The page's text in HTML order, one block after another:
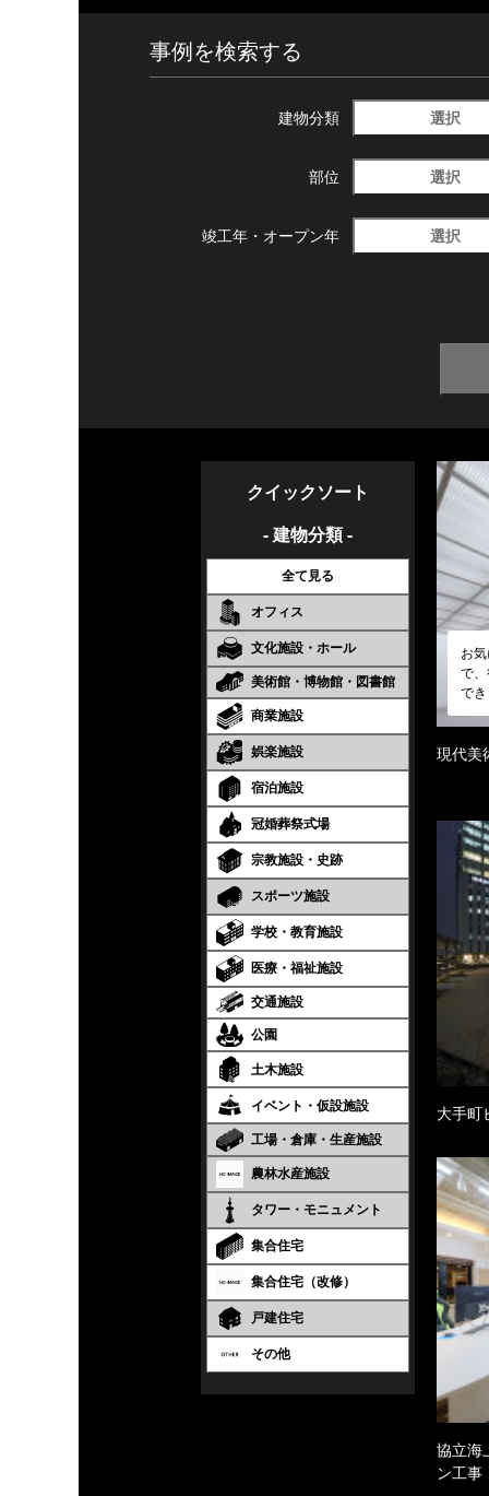
事例を検索する
建物分類 選択
部位 選択
竣工年・ オープン年 選択
クイックソート
- 建物分類 -
全て見る
オフィス
文化施設・ホール
美術館・博物館・図書館
商業施設
娯楽施設
宿泊施設
冠婚葬祭式場
宗教施設・史跡
スポーツ施設
学校・教育施設
医療・福祉施設
交通施設
公園
土木施設
イベント・仮設施設
工場・倉庫・生産施設
農林水産施設
タワー・モニュメント
集合住宅
集合住宅（改修）
戸建住宅
その他
お
で
で
現代美
大手町
協立海
ン工事